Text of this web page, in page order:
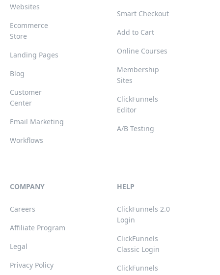
Websites
Ecommerce
Store
Landing Pages
Blog
Customer
Center
Email Marketing
Workflows
Smart Checkout
Add to Cart
Online Courses
Membership
Sites
ClickFunnels
Editor
A/B Testing
COMPANY
Careers
Affiliate Program
Legal
Privacy Policy
HELP
ClickFunnels 2.0
Login
ClickFunnels
Classic Login
ClickFunnels